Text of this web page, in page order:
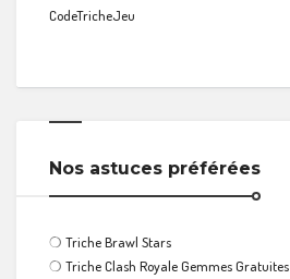
CodeTricheJeu
Nos astuces préférées
❍ Triche Brawl Stars
❍ Triche Clash Royale Gemmes Gratuites